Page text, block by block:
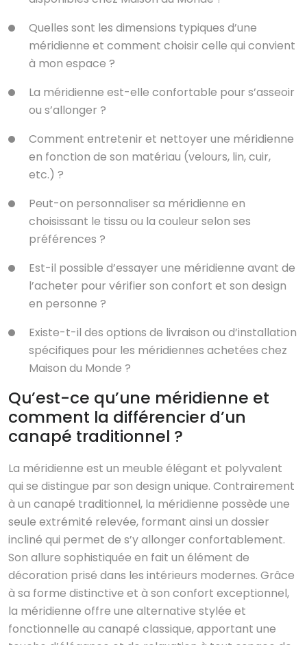
Quelles sont les dimensions typiques d’une
méridienne et comment choisir celle qui convient
à mon espace ?
La méridienne est-elle confortable pour s’asseoir
ou s’allonger ?
Comment entretenir et nettoyer une méridienne
en fonction de son matériau (velours, lin, cuir,
etc.) ?
Peut-on personnaliser sa méridienne en
choisissant le tissu ou la couleur selon ses
préférences ?
Est-il possible d’essayer une méridienne avant de
l’acheter pour vérifier son confort et son design
en personne ?
Existe-t-il des options de livraison ou d’installation
spécifiques pour les méridiennes achetées chez
Maison du Monde ?
Qu’est-ce qu’une méridienne et
comment la différencier d’un
canapé traditionnel ?
La méridienne est un meuble élégant et polyvalent
qui se distingue par son design unique. Contrairement
à un canapé traditionnel, la méridienne possède une
seule extrémité relevée, formant ainsi un dossier
incliné qui permet de s’y allonger confortablement.
Son allure sophistiquée en fait un élément de
décoration prisé dans les intérieurs modernes. Grâce
à sa forme distinctive et à son confort exceptionnel,
la méridienne offre une alternative stylée et
fonctionnelle au canapé classique, apportant une